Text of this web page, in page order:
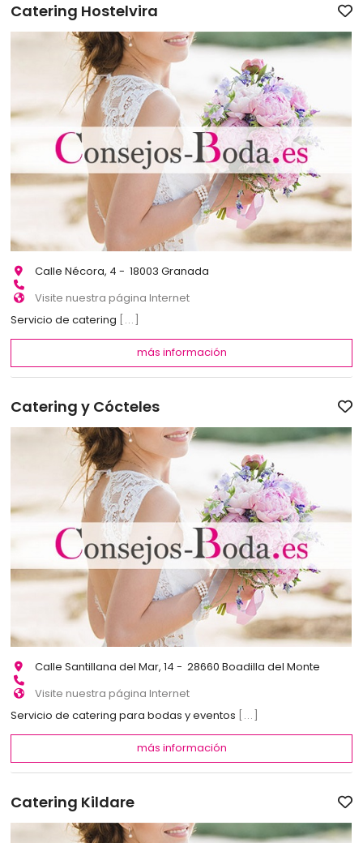
Catering Hostelvira
Calle Nécora, 4 - 18003 Granada
Visite nuestra página Internet
Servicio de catering [...]
más información
Catering y Cócteles
Calle Santillana del Mar, 14 - 28660 Boadilla del Monte
Visite nuestra página Internet
Servicio de catering para bodas y eventos [...]
más información
Catering Kildare